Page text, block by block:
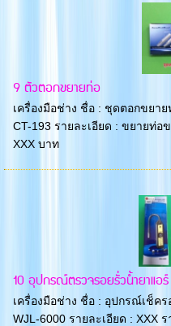
9 ตัวตอกขยายท่อ
เครื่องมือช่าง ชื่อ : ชุดตอกขยา
CT-193 รายละเอียด : ขยายท่อ
XXX บาท
10 อุปกรณ์ตรวจรอยรั่วน้ำยาแอ
เครื่องมือช่าง ชื่อ : อุปกรณ์เช็ค
WJL-6000 รายละเอียด : XXX